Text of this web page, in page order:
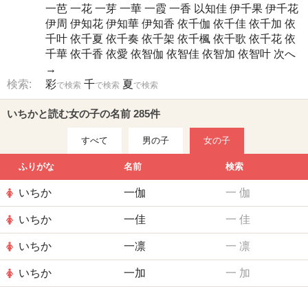
一芭 一花 一芽 一華 一霞 一香 以知佳 伊千果 伊千花
伊周 伊知花 伊知華 伊知香 依千伽 依千佳 依千加 依
千叶 依千夏 依千奏 依千架 依千楓 依千歌 依千花 依
千華 依千香 依愛 依智伽 依智佳 依智加 依智叶 次へ
→
検索:
彩で検索 千で検索 夏で検索
いちかと読む女の子の名前 285件
すべて 男の子 女の子
ふりがな 名前 検索
いちか 一伽 一 伽
いちか 一佳 一 佳
いちか 一凛 一 凛
いちか 一加 一 加